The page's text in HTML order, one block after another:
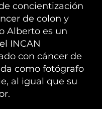
concientización
de colon y
Alberto es un
INCAN
con cáncer de
como fotógrafo
al igual que su